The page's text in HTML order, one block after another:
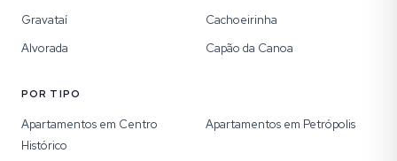
Gravataí
Cachoeirinha
Alvorada
Capão da Canoa
POR TIPO
Apartamentos em Centro
Histórico
Apartamentos em Petrópolis